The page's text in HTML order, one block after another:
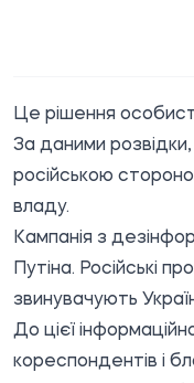
Це рішення
За даними розвідки,
російською
владу.
Кампанія з
Путіна. Російські
звинувачують
До цієї
кореспондентів і